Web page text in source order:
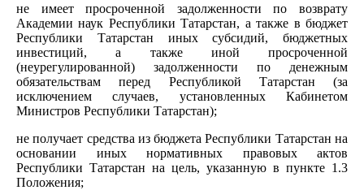
не имеет просроченной задолженности по возврату
Академии наук Республики Татарстан, а также в бюджет
Республики Татарстан иных субсидий, бюджетных
инвестиций, а также иной просроченной
(неурегулированной) задолженности по денежным
обязательствам перед Республикой Татарстан (за
исключением случаев, установленных Кабинетом
Министров Республики Татарстан);
не получает средства из бюджета Республики Татарстан на
основании иных нормативных правовых актов
Республики Татарстан на цель, указанную в пункте 1.3
Положения;